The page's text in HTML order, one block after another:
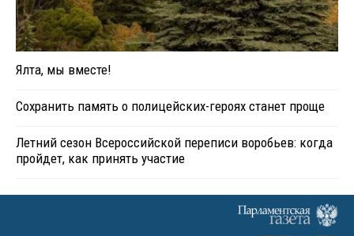
Ялта, мы вместе!
Сохранить память о полицейских-героях станет проще
Летний сезон Всероссийской переписи воробьев: когда
пройдет, как принять участие